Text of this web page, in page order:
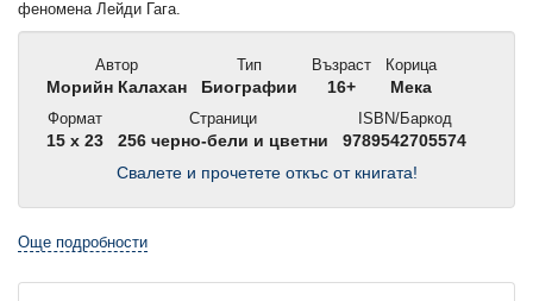
феномена Лейди Гага.
Автор
Морийн Калахан
Тип
Биографии
Възраст
16+
Корица
Мека
Формат
15 x 23
Страници
256 черно-бели и цветни
ISBN/Баркод
9789542705574
Свалете и прочетете откъс от книгата!
Още подробности